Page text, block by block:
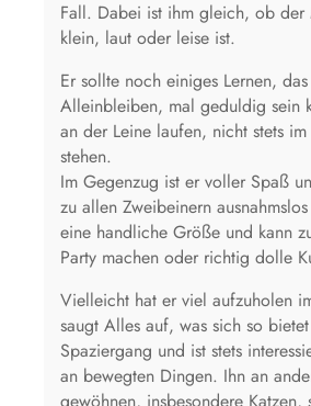
Fall. Dabei ist ihm gleich, ob der
klein, laut oder leise ist.
Er sollte noch einiges Lernen,
Alleinbleiben, mal geduldig sein
an der Leine laufen, nicht stets
stehen.
Im Gegenzug ist er voller Spaß
zu allen Zweibeinern
eine handliche Größe und kann
Party machen oder richtig dolle
Vielleicht hat er viel aufzuholen
saugt Alles auf, was sich so
Spaziergang und ist stets
an bewegten Dingen. Ihn an